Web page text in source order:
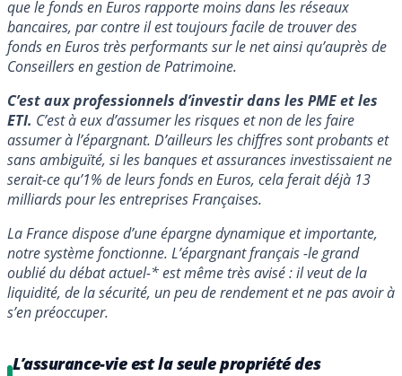
que le fonds en Euros rapporte moins dans les réseaux
bancaires, par contre il est toujours facile de trouver des
fonds en Euros très performants sur le net ainsi qu’auprès de
Conseillers en gestion de Patrimoine.
C’est aux professionnels d’investir dans les PME et les
ETI. C’est à eux d’assumer les risques et non de les faire
assumer à l’épargnant. D’ailleurs les chiffres sont probants et
sans ambiguïté, si les banques et assurances investissaient ne
serait-ce qu’1% de leurs fonds en Euros, cela ferait déjà 13
milliards pour les entreprises Françaises.
La France dispose d’une épargne dynamique et importante,
notre système fonctionne. L’épargnant français -le grand
oublié du débat actuel-* est même très avisé : il veut de la
liquidité, de la sécurité, un peu de rendement et ne pas avoir à
s’en préoccuper.
L’assurance-vie est la seule propriété des